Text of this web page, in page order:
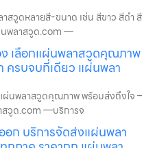
สวูดหลายสี-ขนาด เช่น สีขาว สีดำ สี
นพลาสวูด.com —
ง เลือกแผ่นพลาสวูดคุณภาพ
ครบจบที่เดียว แผ่นพลา
ผ่นพลาสวูดคุณภาพ พร้อมส่งถึงใจ –
สวูด.com —บริการจ
ก บริการจัดส่งแผ่นพลา